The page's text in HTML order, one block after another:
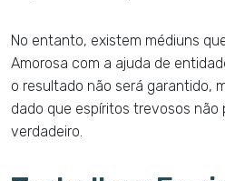
No entanto, existem médiuns
Amorosa com a ajuda de
o resultado não será garantido,
dado que espíritos trevosos não
verdadeiro.